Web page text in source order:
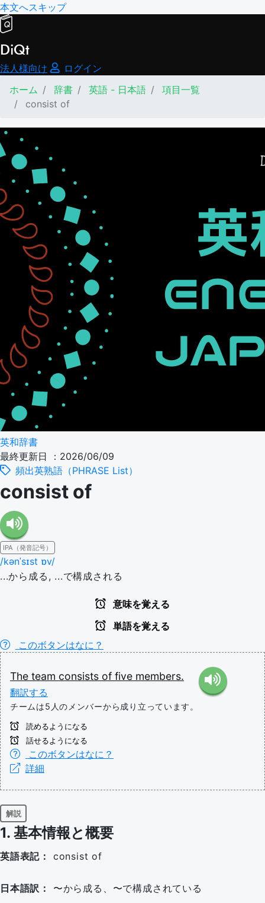
本文へスキップ
DiQt
法人様向け
ログイン
ホーム
辞書 英語 - 日本語
項目一覧
consist of
英和辞書
最終更新日 ：2026/06/09
頻出英熟語（PHRASE List）
consist of
IPA（発音記号）
/kənˈsɪst ɒv/
...から成る, ...で構成される
意味を覚える
単語を覚える
このボタンはなに？
The team consists of five members.
翻訳する
チームは5人のメンバーから成り立っています。
読めるようになる
話せるようになる
このボタンはなに？
詳細
解説
1. 基本情報と概要
英語表記： consist of
日本語訳： 〜から成る、〜で構成されている